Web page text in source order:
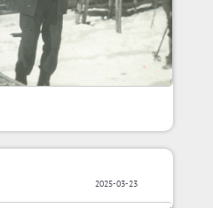
2025-03-23